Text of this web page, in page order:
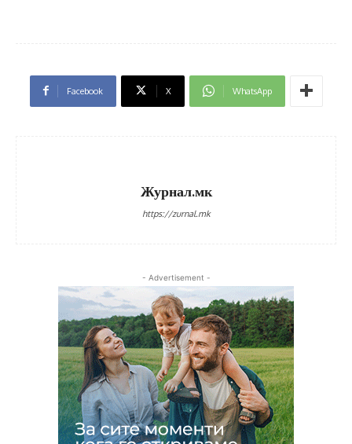
Facebook X WhatsApp
Журнал.мк
https://zurnal.mk
- Advertisement -